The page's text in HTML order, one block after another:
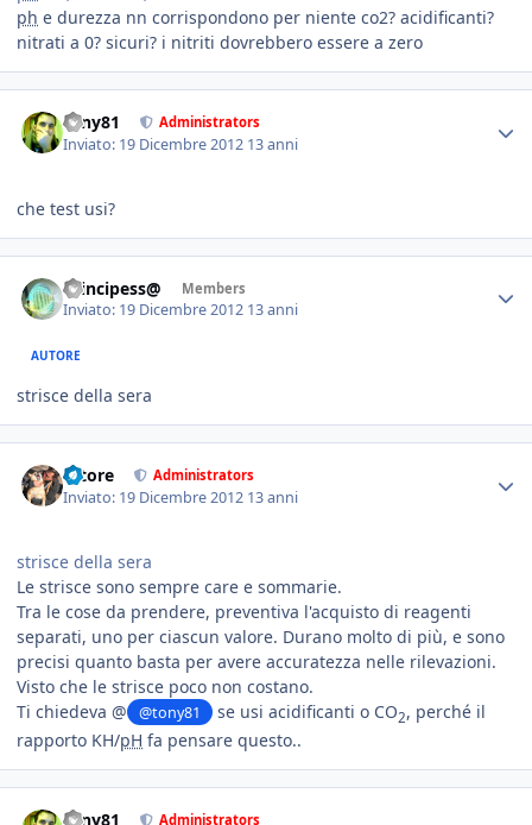
ph e durezza nn corrispondono per niente co2? acidificanti?
nitrati a 0? sicuri? i nitriti dovrebbero essere a zero
tony81 Administrators
Inviato: 19 Dicembre 2012 13 anni
che test usi?
Principess@ Members
Inviato: 19 Dicembre 2012 13 anni
AUTORE
strisce della sera
tatore Administrators
Inviato: 19 Dicembre 2012 13 anni
strisce della sera
Le strisce sono sempre care e sommarie.
Tra le cose da prendere, preventiva l'acquisto di reagenti
separati, uno per ciascun valore. Durano molto di più, e sono
precisi quanto basta per avere accuratezza nelle rilevazioni.
Visto che le strisce poco non costano.
Ti chiedeva @
@tony81 se usi acidificanti o CO2, perché il
rapporto KH/pH fa pensare questo..
tony81 Administrators